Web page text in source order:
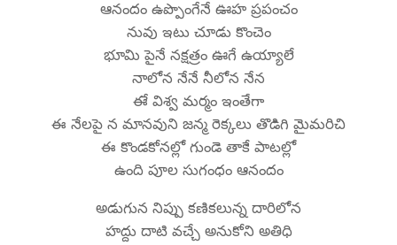
ఆనందం ఉప్పొంగేనే ఊహ ప్రపంచం
నువు ఇటు చూడు కొంచెం
భూమి పైనే నక్షత్రం ఊగే ఉయ్యాలే
నాలోన నేనే నీలోన నేన
ఈే విశ్వ మర్మం ఇంతేగా
ఈ నేలపై న మానవుని జన్మ రెక్కలు తొడిగి మైమరిచి
ఈ కొండకోనల్లో గుండె తాకే పాటల్లో
ఉంది పూల సుగంధం ఆనందం
అడుగున నిప్పు కణికలున్న దారిలోన
హద్దు దాటి వచ్చే అనుకోని అతిధి